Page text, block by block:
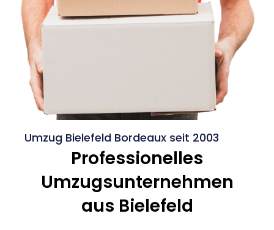
Umzug Bielefeld Bordeaux seit 2003
Professionelles
Umzugsunternehmen
aus Bielefeld